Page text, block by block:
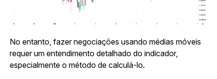
No entanto, fazer negociações usando médias móveis
requer um entendimento detalhado do indicador,
especialmente o método de calculá-lo.